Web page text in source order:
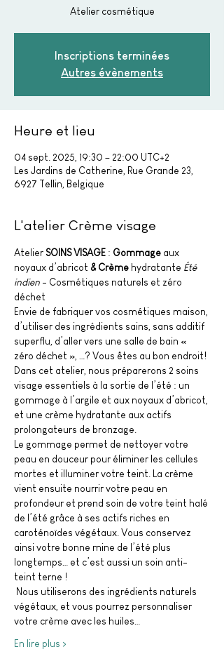
Atelier cosmétique
Inscriptions terminées
Autres évènements
Heure et lieu
04 sept. 2025, 19:30 – 22:00 UTC+2
Les Jardins de Catherine, Rue Grande 23,
6927 Tellin, Belgique
L'atelier Crème visage
Atelier SOINS VISAGE : Gommage aux
noyaux d’abricot & Crème hydratante Été
indien - Cosmétiques naturels et zéro
déchet
Envie de fabriquer vos cosmétiques maison,
d’utiliser des ingrédients sains, sans additif
superflu, d’aller vers une salle de bain «
zéro déchet », …? Vous êtes au bon endroit!
Dans cet atelier, nous préparerons 2 soins
visage essentiels à la sortie de l’été : un
gommage à l’argile et aux noyaux d’abricot,
et une crème hydratante aux actifs
prolongateurs de bronzage.
Le gommage permet de nettoyer votre
peau en douceur pour éliminer les cellules
mortes et illuminer votre teint. La crème
vient ensuite nourrir votre peau en
profondeur et prend soin de votre teint halé
de l’été grâce à ses actifs riches en
caroténoïdes végétaux. Vous conservez
ainsi votre bonne mine de l’été plus
longtemps… et c’est aussi un soin anti-
teint terne !
Nous utiliserons des ingrédients naturels
végétaux, et vous pourrez personnaliser
votre crème avec les huiles…
En lire plus >